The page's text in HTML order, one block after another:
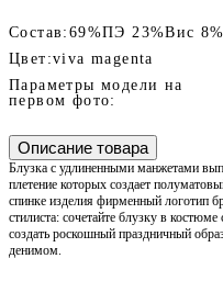
Состав: 69%ПЭ 23%Вис
Цвет:viva magenta
Параметры модели на
первом фото:
Описание товара
Блузка с удлиненными манжетами
плетение которых создает
спинке изделия фирменный логотип
стилиста: сочетайте блузку в
создать роскошный праздничный
денимом.